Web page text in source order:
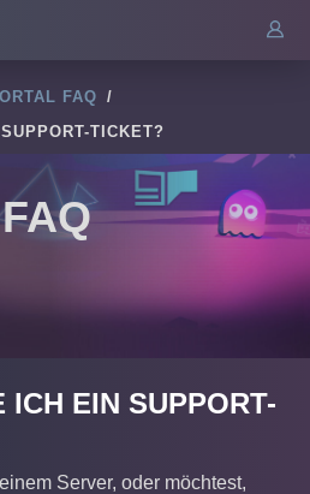
FAQ /
TICKET?
EIN SUPPORT-
Server, oder möchtest,